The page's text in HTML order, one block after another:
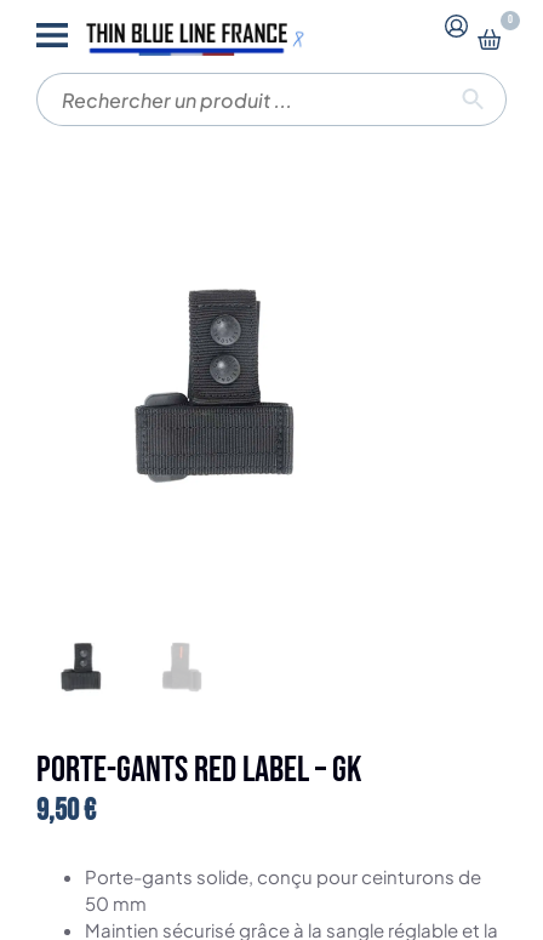
0
Accueil - Autres accessoires -
Porte-gants RED LABEL
Porte-gants RED LABEL – GK
9,50€
Porte-gants solide, conçu pour ceinturons de
50 mm
Maintien sécurisé grâce à la sangle réglable et la